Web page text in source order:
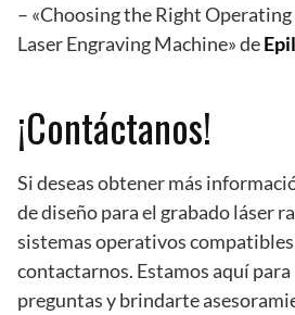
– «Choosing the Right
Laser Engraving Machine» de
¡Contáctanos!
Si deseas obtener más
de diseño para el grabado láser
sistemas operativos
contactarnos. Estamos aquí
preguntas y brindarte